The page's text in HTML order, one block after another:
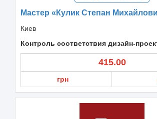
Мастер «Кулик Степан
Киев
Контроль соответствия дизайн-
415.00
грн